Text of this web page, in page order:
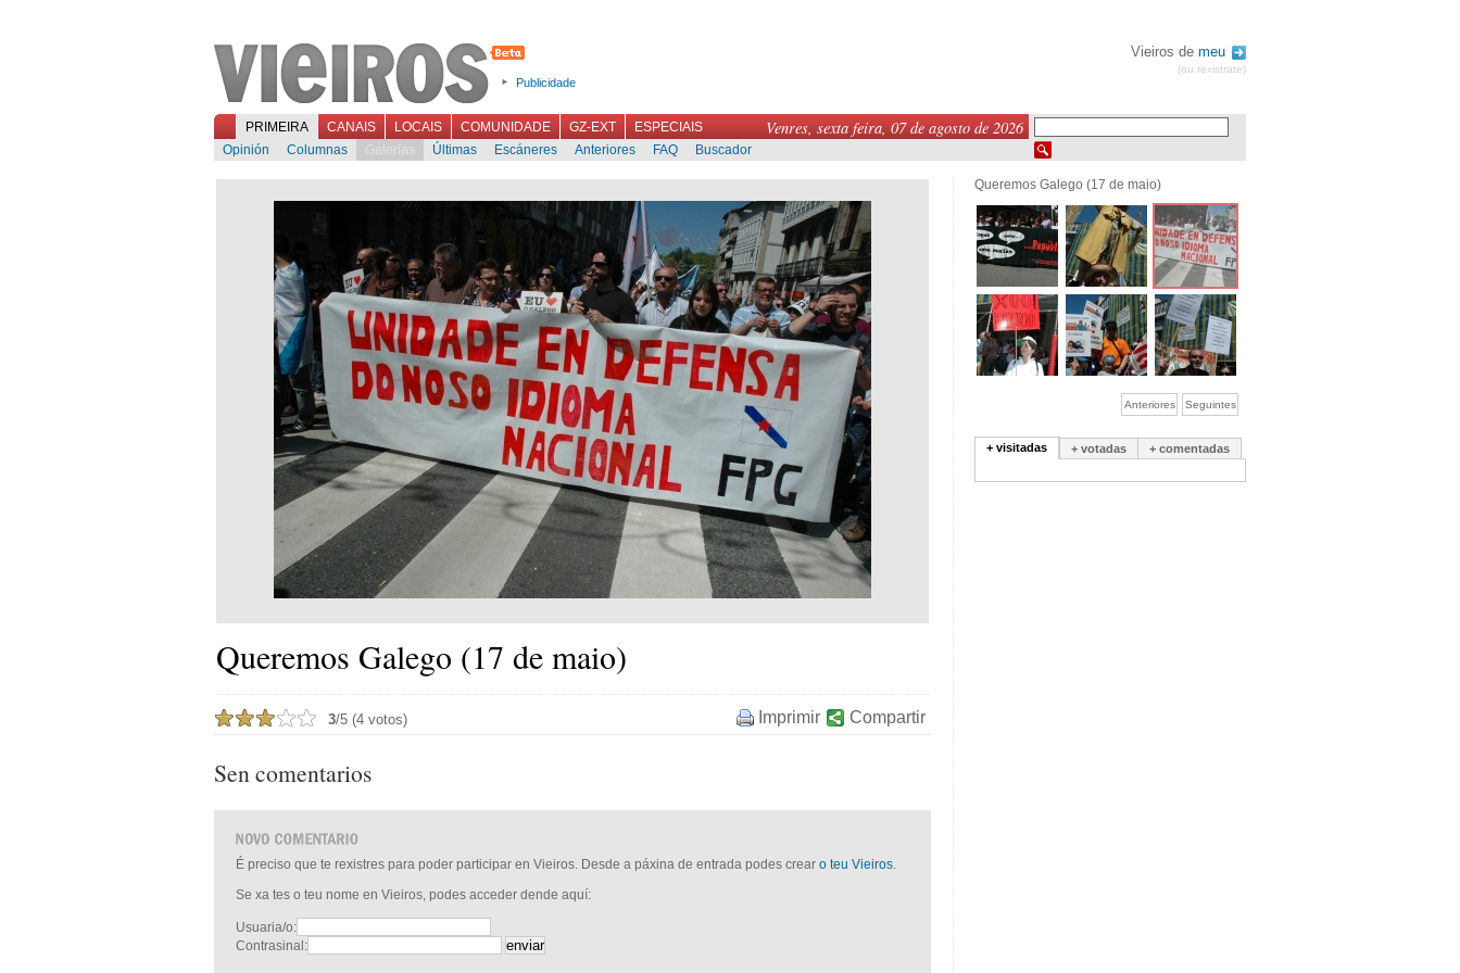
Publicidade
Vieiros de meu
(ou rexistrate)
Venres, sexta feira, 07 de agosto de 2026
PRIMEIRA CANAIS LOCAIS COMUNIDADE GZ-EXT
ESPECIAIS
Opinión
Columnas Galerías Últimas Escáneres Anteriores FAQ Buscador
Queremos Galego (17 de maio)
3/5 (4 votos) Compartir
Imprimir
Sen comentarios
É preciso que te rexistres para poder participar en Vieiros. Desde a páxina de entrada podes crear o teu Vieiros.
Se xa tes o teu nome en Vieiros, podes acceder dende aquí:
Usuaria/o:
Contrasinal:
Queremos Galego (17 de maio)
Seguintes
Anteriores
+ visitadas + votadas + comentadas